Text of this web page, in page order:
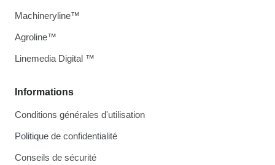
Informations
Conditions générales d'utilisation
Politique de confidentialité
Conseils de sécurité
Machineryline™
Agroline™
Linemedia Digital ™